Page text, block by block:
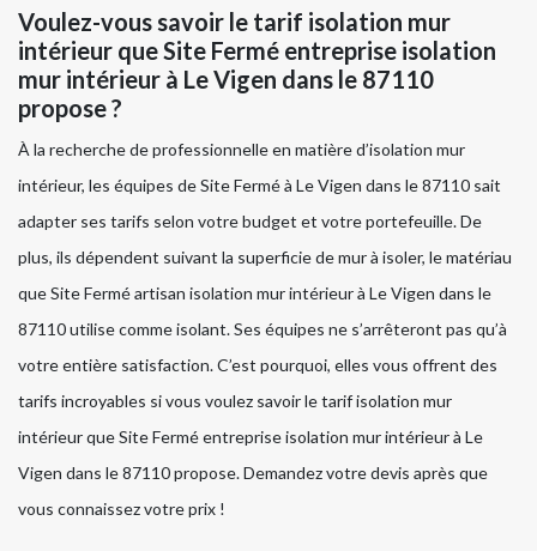
Voulez-vous savoir le tarif isolation mur
intérieur que Site Fermé entreprise isolation
mur intérieur à Le Vigen dans le 87110
propose ?
À la recherche de professionnelle en matière d’isolation mur
intérieur, les équipes de Site Fermé à Le Vigen dans le 87110 sait
adapter ses tarifs selon votre budget et votre portefeuille. De
plus, ils dépendent suivant la superficie de mur à isoler, le matériau
que Site Fermé artisan isolation mur intérieur à Le Vigen dans le
87110 utilise comme isolant. Ses équipes ne s’arrêteront pas qu’à
votre entière satisfaction. C’est pourquoi, elles vous offrent des
tarifs incroyables si vous voulez savoir le tarif isolation mur
intérieur que Site Fermé entreprise isolation mur intérieur à Le
Vigen dans le 87110 propose. Demandez votre devis après que
vous connaissez votre prix !